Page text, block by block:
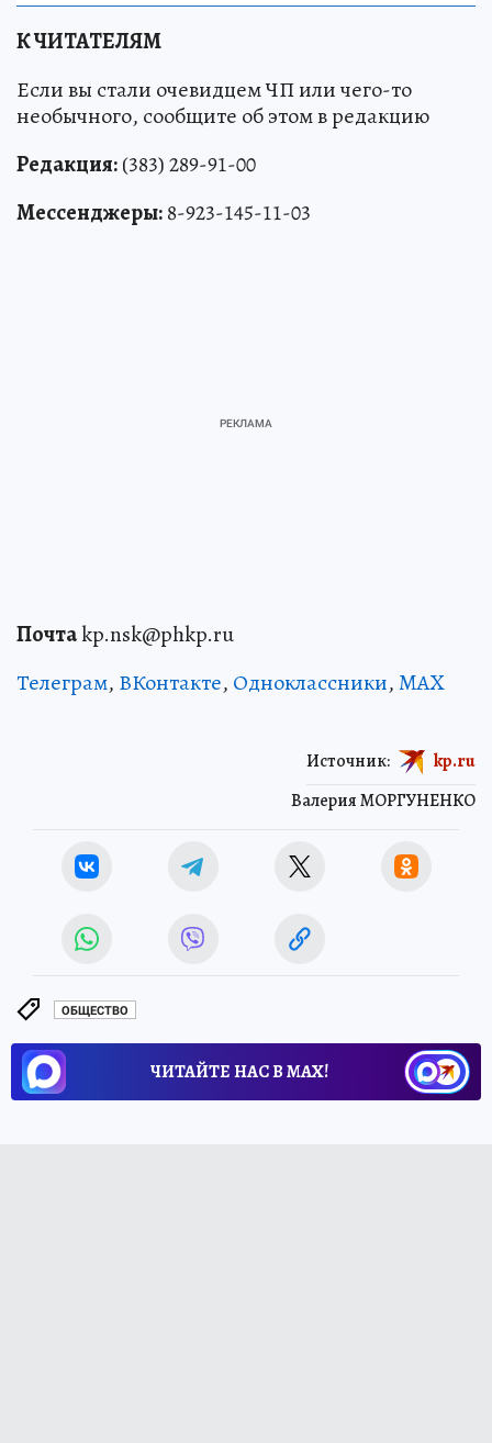
К ЧИТАТЕЛЯМ
Если вы стали очевидцем ЧП или чего-то
необычного, сообщите об этом в редакцию
Редакция:(383) 289-91-00
Мессенджеры:8-923-145-11-03
Почтаkp.nsk@phkp.ru
Телеграм, ВКонтакте, Одноклассники,MAX
Валерия МОРГУНЕНКО
Источник: kp.ru
ОБЩЕСТВО
ЧИТАЙТЕ НАС В МАХ!